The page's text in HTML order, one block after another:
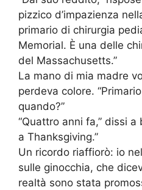
pizzico d’impazienza
primario di chirurgia
Memorial. È una delle
del Massachusetts.”
La mano di mia madre
perdeva colore.
quando?”
“Quattro anni fa,” dissi a
a Thanksgiving.”
Un ricordo riaffiorò: io
sulle ginocchia, che
realtà sono stata